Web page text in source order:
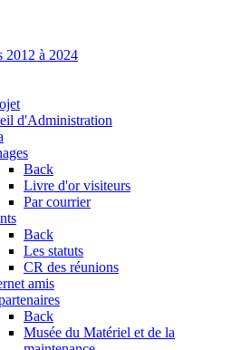
2012 à 2024
d'Administration
Back
Livre d'or visiteurs
Par courrier
Back
Les statuts
CR des réunions
amis
Back
Musée du Matériel et de la